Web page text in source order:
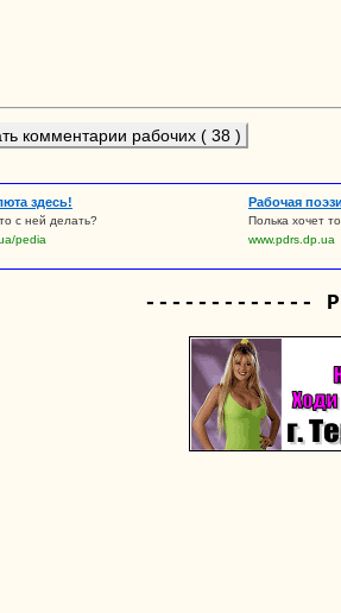
комментарии рабочих ( 38 )
здесь!
с ней делать?
pedia
Рабочая
Полька хочет
www.pdrs.dp.ua
-------------